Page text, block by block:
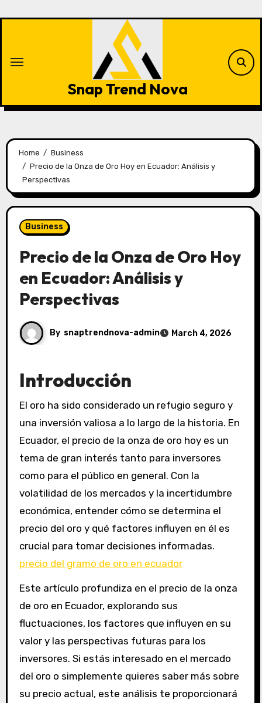
Snap Trend Nova
Home
Business
Precio de la Onza de Oro Hoy en Ecuador: Análisis y
Perspectivas
Business
Precio de la Onza de Oro Hoy
en Ecuador: Análisis y
Perspectivas
By snaptrendnova-admin March 4, 2026
Introducción
El oro ha sido considerado un refugio seguro y
una inversión valiosa a lo largo de la historia. En
Ecuador, el precio de la onza de oro hoy es un
tema de gran interés tanto para inversores
como para el público en general. Con la
volatilidad de los mercados y la incertidumbre
económica, entender cómo se determina el
precio del oro y qué factores influyen en él es
crucial para tomar decisiones informadas.
precio del gramo de oro en ecuador
Este artículo profundiza en el precio de la onza
de oro en Ecuador, explorando sus
fluctuaciones, los factores que influyen en su
valor y las perspectivas futuras para los
inversores. Si estás interesado en el mercado
del oro o simplemente quieres saber más sobre
su precio actual, este análisis te proporcionará